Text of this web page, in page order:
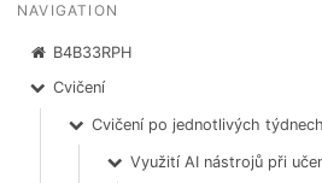
NAVIGATION
B4B33RPH
Cvičení
Cvičení po jednotlivých týdnech
Využití AI nástrojů při